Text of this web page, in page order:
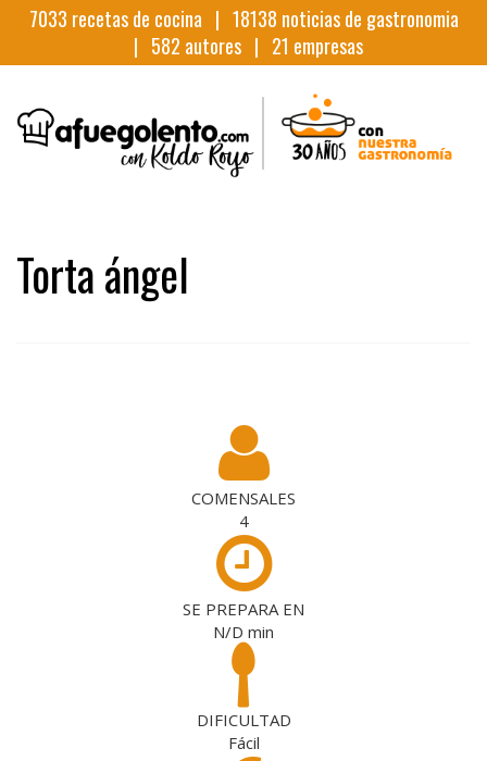
7033 recetas de cocina | 18138 noticias de gastronomia
| 582 autores | 21 empresas
Torta ángel
COMENSALES
4
SE PREPARA EN
N/D min
DIFICULTAD
Fácil